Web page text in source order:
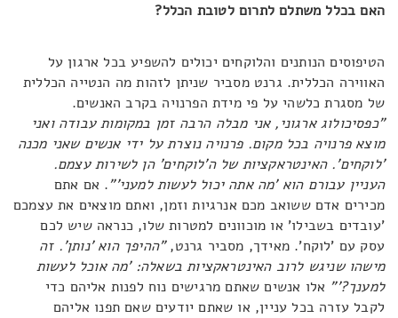
האם בכלל משתלם לתרום לטובת הכלל?
הטיפוסים הנותנים והלוקחים יכולים להשפיע בכל ארגון על
האווירה הכללית. גרנט מסביר שניתן לזהות מה הנטייה הכללית
של מסגרת כלשהי על פי מידת הפרנויה בקרב האנשים.
"כפסיכולוג ארגוני, אני מבלה הרבה זמן במקומות עבודה ואני
מוצא פרנויה בכל מקום. פרנויה נוצרת על ידי אנשים שאני מכנה
'לוקחים'. האינטראקציות של ה'לוקחים' הן לשירות עצמם.
העניין עבורם הוא 'מה אתה יכול לעשות למעני'". אם אתם
מכירים אדם ששואב מכם אנרגיות וזמן, ואתם מוצאים את עצמכם
'עובדים בשבילו' או מוכוונים למטרות שלו, כנראה שיש לכם
עסק עם 'לוקח'. מאידך, מסביר גרנט,"ההיפך הוא 'נותן'. זה
מישהו שניגש לרוב האינטראקציות בשאלה: 'מה אוכל לעשות
למענך?'" אלו אנשים שאתם מרגישים נוח לפנות אליהם כדי
לקבל עזרה בכל עניין, או שאתם יודעים שאם תפנו אליהם